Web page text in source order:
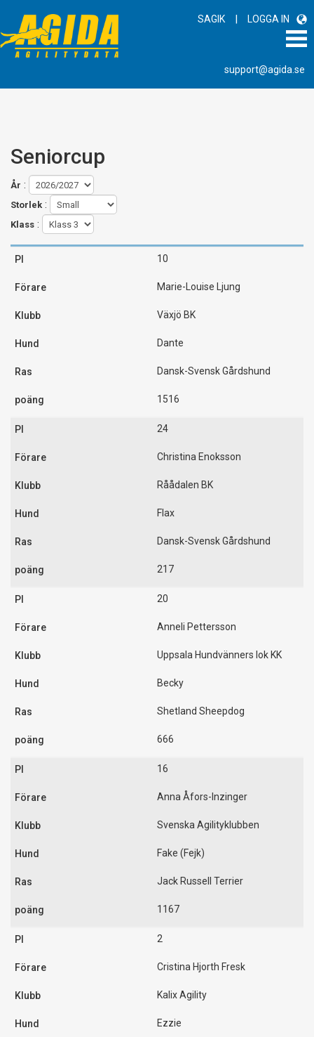
SAGIK | LOGGA IN
support@agida.se
Seniorcup
År :
Storlek :
Klass :
10
Marie-Louise Ljung
Växjö BK
Dante
Dansk-Svensk Gårdshund
1516
24
Christina Enoksson
Råådalen BK
Flax
Dansk-Svensk Gårdshund
217
20
Anneli Pettersson
Uppsala Hundvänners lok KK
Becky
Shetland Sheepdog
666
16
Anna Åfors-Inzinger
Svenska Agilityklubben
Fake (Fejk)
Jack Russell Terrier
1167
2
Cristina Hjorth Fresk
Kalix Agility
Ezzie